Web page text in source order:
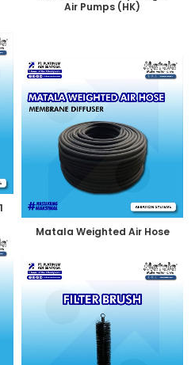
Air Pumps (HK)
Matala Weighted Air Hose